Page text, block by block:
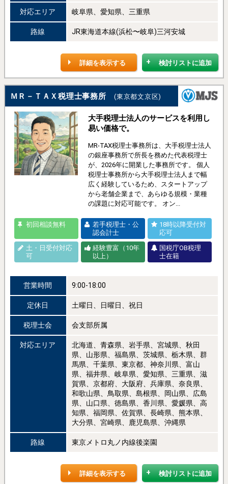
対応エリア 岐阜県、愛知県、三重県
路線 JR東海道本線(浜松〜岐阜)三河安城
検討リストに追加
詳細を表示する
ＭＲ－ＴＡＸ税理士事務所 (東京都文京区)
大手税理士法人のサービスを利用し
易い価格で。
MR-TAX税理士事務所は、大手税理士法人
の銀座事務所で所長を務めた代表税理士
が、2026年に開業した事務所です。 個人
税理士事務所から大手税理士法人まで幅
広く経験しているため、スタートアップ
から老舗企業まで、あらゆる規模・業種
の課題に対応可能です。 オン...
初回相談無料
若手税理士・公
認会計士
18時以降受付対
応可
土・日受付対応
可
経験豊富（10年
以上）
国税庁OB税理
士在籍
営業時間 9:00-18:00
定休日 土曜日、日曜日、祝日
税理士会 会支部所属
対応エリア
北海道、青森県、岩手県、宮城県、秋田
県、山形県、福島県、茨城県、栃木県、群
馬県、千葉県、東京都、神奈川県、富山
県、福井県、岐阜県、愛知県、三重県、滋
賀県、京都府、大阪府、兵庫県、奈良県、
和歌山県、鳥取県、島根県、岡山県、広島
県、山口県、徳島県、香川県、愛媛県、高
知県、福岡県、佐賀県、長崎県、熊本県、
大分県、宮崎県、鹿児島県、沖縄県
路線 東京メトロ丸ノ内線後楽園
検討リストに追加
詳細を表示する